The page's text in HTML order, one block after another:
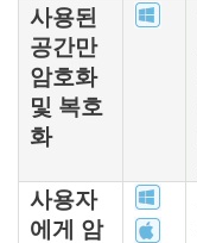
사용된
공간만
암호화
및 복호
화
사용자
에게 암